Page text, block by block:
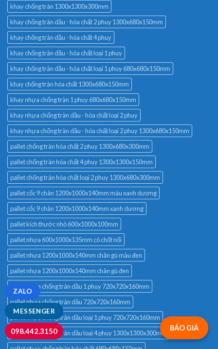
khay chống tràn 1300x1300x300mm
khay chống tràn dầu - hóa chất 2 phuy 1300x680x150mm
khay chống tràn dầu - hóa chất 4 phuy
khay chống tràn dầu - hóa chất loại 1 phuy
khay chống tràn dầu - hóa chất loại 1 phuy 680x680x150mm
khay chống tràn hóa chất 1300x680x150mm
khay nhựa chống tràn 1 phuy 680x680x150mm
khay nhựa chống tràn dầu - hóa chất loại 2 phuy
khay nhựa chống tràn dầu - hóa chất loại 2 phuy 1300x680x150mm
pallet chống tràn hóa chất 2 phuy 1300x680x300mm
pallet chống tràn hóa chất 4 phuy 1300x1300x150mm
pallet chống tràn hóa chất loại 2 phuy 1300x680x300mm
pallet cốc 9 chân 1200x1000x140mm màu xanh dương
pallet cốc 9 chân 1200x1000x140mm xanh dương
pallet kích thước nhỏ 600x1000x100mm
pallet nhựa 600x1000x135mm có chốt nối
pallet nhựa 1200x1000x140mm chân gù màu đen
pallet nhựa 1200x1000x140mm chân gù đen
pallet nhựa chống tràn dầu 1 phuy 720x720x160mm
pallet nhựa chống tràn dầu 720x720x160mm
pallet nhựa chống tràn dầu loại 1 phuy 720x720x160mm
pallet nhựa chống tràn dầu loại 4 phuy 1300x1300x300mm
BÁO GIÁ
MESSENGER
ZALO
098.442.3150